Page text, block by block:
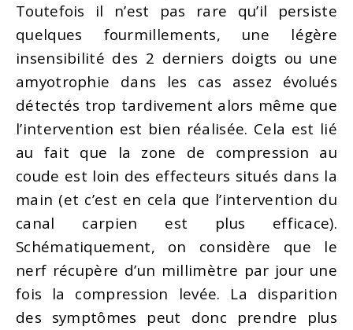
Toutefois il n’est pas rare qu’il persiste
quelques fourmillements, une légère
insensibilité des 2 derniers doigts ou une
amyotrophie dans les cas assez évolués
détectés trop tardivement alors même que
l’intervention est bien réalisée. Cela est lié
au fait que la zone de compression au
coude est loin des effecteurs situés dans la
main (et c’est en cela que l’intervention du
canal carpien est plus efficace).
Schématiquement, on considère que le
nerf récupère d’un millimètre par jour une
fois la compression levée. La disparition
des symptômes peut donc prendre plus